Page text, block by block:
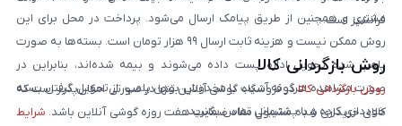
فرانشیز است.
مشتری و همچنین از طریق پیامک ارسال می‌شود. پرداخت در محل برای این
روش ممکن نیست و هزینه ثابت ارسال ۹۹ هزار تومان است. بسته‌ها به صورت
پلمپ شده تحویل اداره پست داده می‌شوند و بیمه شده‌اند، بنابراین در
صورت مشاهده هرگونه آسیب یا مخدوش بودن پلمپ، از تحویل گرفتن بسته
خودداری کرده و با پشتیبانی تماس بگیرید.
روش بازگردانی کالا
روش بازگردانی کالادر فروشگاه گوشی آنلاین تنها در صورتی امکان‌پذیر است که
کالای خریداری شده مشمول مفاد ضمانت هفت روزه گوشی آنلاین باشد. شرایط